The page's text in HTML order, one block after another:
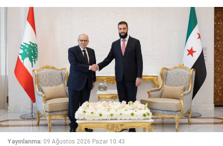
Yayınlanma: 09 Ağustos 2026 Pazar 10:43